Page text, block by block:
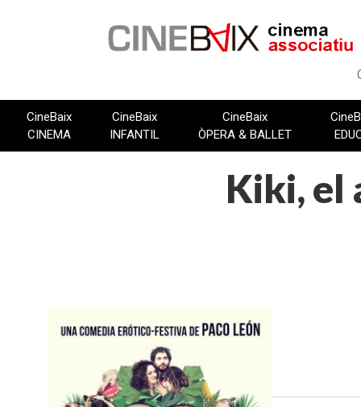
CineBaix
CINEMA
CineBaix
INFANTIL
CineBaix
ÒPERA & BALLET
Kiki, el
FITXA TÈCNICA
Direcció: